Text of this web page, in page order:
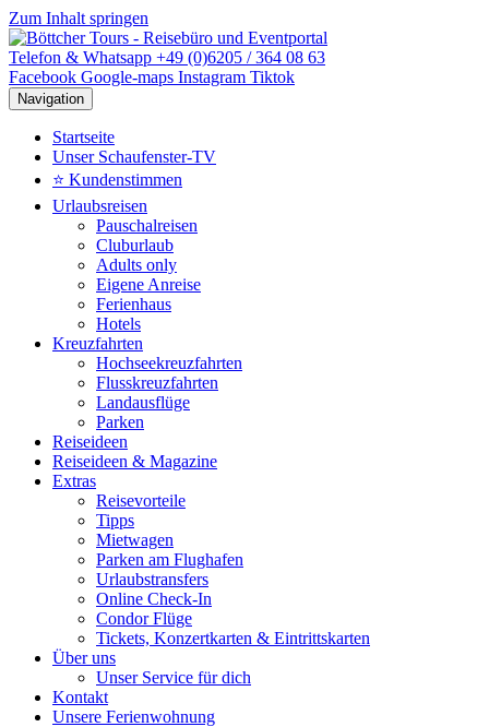
Zum Inhalt springen
Telefon & Whatsapp +49 (0)6205 / 364 08 63
Facebook Google-maps Instagram Tiktok
Navigation
Startseite
Unser Schaufenster-TV
⭐ Kundenstimmen
Urlaubsreisen
Pauschalreisen
Cluburlaub
Adults only
Eigene Anreise
Ferienhaus
Hotels
Kreuzfahrten
Hochseekreuzfahrten
Flusskreuzfahrten
Landausflüge
Parken
Reiseideen
Reiseideen & Magazine
Extras
Reisevorteile
Tipps
Mietwagen
Parken am Flughafen
Urlaubstransfers
Online Check-In
Condor Flüge
Tickets, Konzertkarten & Eintrittskarten
Über uns
Unser Service für dich
Kontakt
Unsere Ferienwohnung